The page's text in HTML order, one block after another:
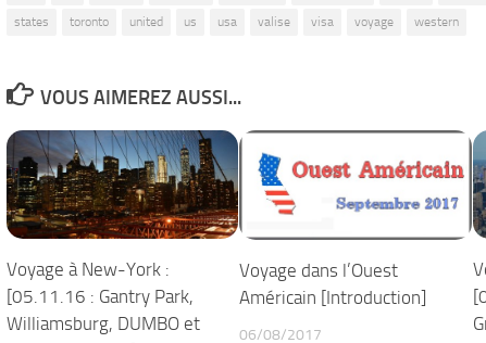
states
toronto united us usa valise visa voyage western
VOUS AIMEREZ AUSSI...
Voyage à New-York :
[05.11.16 : Gantry Park,
Williamsburg, DUMBO et
Voyage dans l’Ouest
Américain [Introduction]
06/08/2017